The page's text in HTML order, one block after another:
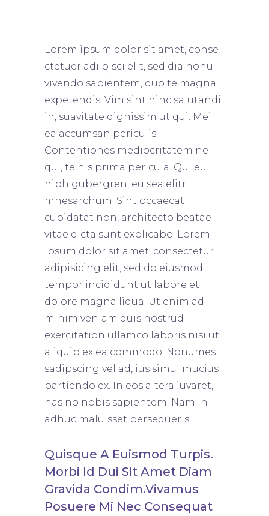
Lorem ipsum dolor sit amet, conse
ctetuer adi pisci elit, sed dia nonu
vivendo sapientem, duo te magna
expetendis. Vim sint hinc salutandi
in, suavitate dignissim ut qui. Mei
ea accumsan periculis.
Contentiones mediocritatem ne
qui, te his prima pericula. Qui eu
nibh gubergren, eu sea elitr
mnesarchum. Sint occaecat
cupidatat non, architecto beatae
vitae dicta sunt explicabo. Lorem
ipsum dolor sit amet, consectetur
adipisicing elit, sed do eiusmod
tempor incididunt ut labore et
dolore magna liqua. Ut enim ad
minim veniam quis nostrud
exercitation ullamco laboris nisi ut
aliquip ex ea commodo. Nonumes
sadipscing vel ad, ius simul mucius
partiendo ex. In eos altera iuvaret,
has no nobis sapientem. Nam in
adhuc maluisset persequeris.
Quisque A Euismod Turpis.
Morbi Id Dui Sit Amet Diam
Gravida Condim.Vivamus
Posuere Mi Nec Consequat